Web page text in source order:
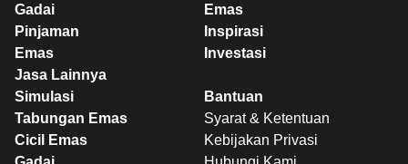
Gadai
Pinjaman
Emas
Jasa Lainnya
Emas
Inspirasi
Investasi
Simulasi
Tabungan Emas
Cicil Emas
Bantuan
Syarat & Ketentuan
Kebijakan Privasi